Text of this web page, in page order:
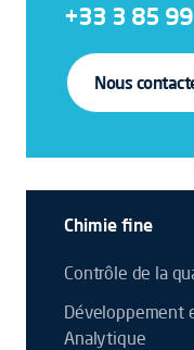
+33 3 85
Nous
Chimie fine
Contrôle de la
Développement
Analytique